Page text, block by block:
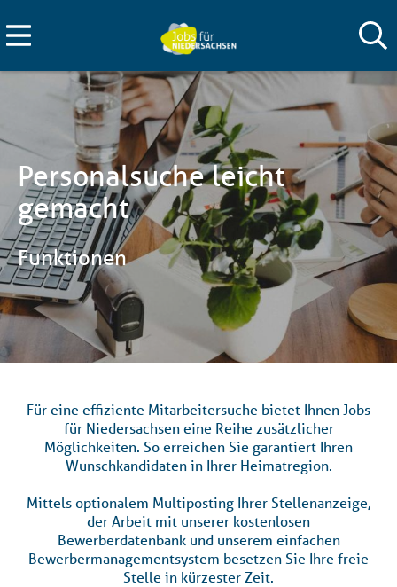
Personalsuche leicht
gemacht
Funktionen
Für eine effiziente Mitarbeitersuche bietet Ihnen Jobs
für Niedersachsen eine Reihe zusätzlicher
Möglichkeiten. So erreichen Sie garantiert Ihren
Wunschkandidaten in Ihrer Heimatregion.
Mittels optionalem Multiposting Ihrer Stellenanzeige,
der Arbeit mit unserer kostenlosen
Bewerberdatenbank und unserem einfachen
Bewerbermanagementsystem besetzen Sie Ihre freie
Stelle in kürzester Zeit.